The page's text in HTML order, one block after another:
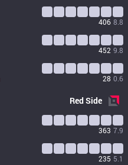
406 8.8
452 9.8
28 0.6
RedSide
363 7.9
235 5.1